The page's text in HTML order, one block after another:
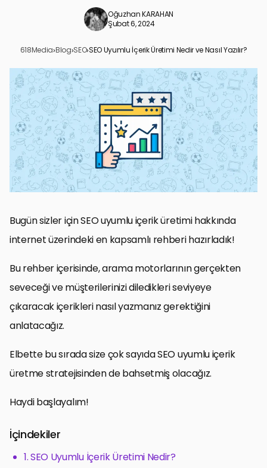
Oğuzhan KARAHAN
Şubat 6, 2024
618Media›Blog›SEO›SEO Uyumlu İçerik Üretimi Nedir ve Nasıl Yazılır?
1. SEO Uyumlu İçerik Üretimi Nedir?
2. Kullanıcı Deneyimini ”Uçuran” SEO Uyumlu İçerik Üretimi Nasıl
Yapılır?
İçeriğinizin Yapısını Oluşturun!
3. SEO Uyumlu İçerik Üretimi İçin Optimize Edin!
4. Organik Tıklama Oranlarınızı Arttırın!
5. Kendi Anahtar Kelimelerinizi Yaratın!
6. İleri Düzey SEO Uyumlu İçerik Üretimi Stratejileri
Bugün sizler için SEO uyumlu içerik üretimi hakkında
internet üzerindeki en kapsamlı rehberi hazırladık!
Bu rehber içerisinde, arama motorlarının gerçekten
seveceği ve müşterilerinizi diledikleri seviyeye
çıkaracak içerikleri nasıl yazmanız gerektiğini
anlatacağız.
Elbette bu sırada size çok sayıda SEO uyumlu içerik
üretme stratejisinden de bahsetmiş olacağız.
Haydi başlayalım!
İçindekiler
1. SEO Uyumlu İçerik Üretimi Nedir?